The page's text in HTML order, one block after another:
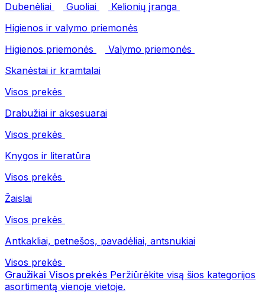
Dubenėliai
Guoliai
Kelionių įranga
Higienos ir valymo priemonės
Higienos priemonės
Valymo priemonės
Skanėstai ir kramtalai
Visos prekės
Drabužiai ir aksesuarai
Visos prekės
Knygos ir literatūra
Visos prekės
Žaislai
Visos prekės
Antkakliai, petnešos, pavadėliai, antsnukiai
Visos prekės
Graužikai Visos prekės Peržiūrėkite visą šios kategorijos
asortimentą vienoje vietoje.